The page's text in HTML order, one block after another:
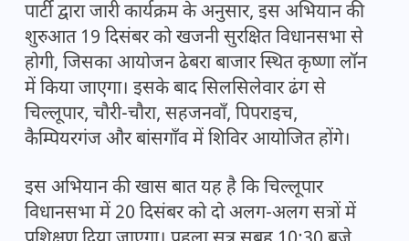
पार्टी द्वारा जारी कार्यक्रम के अनुसार, इस अभियान की
शुरुआत 19 दिसंबर को खजनी सुरक्षित विधानसभा से
होगी, जिसका आयोजन ढेबरा बाजार स्थित कृष्णा लॉन
में किया जाएगा। इसके बाद सिलसिलेवार ढंग से
चिल्लूपार, चौरी-चौरा, सहजनवाँ, पिपराइच,
कैम्पियरगंज और बांसगाँव में शिविर आयोजित होंगे।
इस अभियान की खास बात यह है कि चिल्लूपार
विधानसभा में 20 दिसंबर को दो अलग-अलग सत्रों में